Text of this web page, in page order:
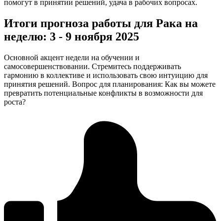
помогут в принятии решений, удача в рабочих вопросах.
Итоги прогноза работы для Рака на
неделю: 3 - 9 ноября 2025
Основной акцент недели на обучении и
самосовершенствовании. Стремитесь поддерживать
гармонию в коллективе и использовать свою интуицию для
принятия решений. Вопрос для планирования: Как вы можете
превратить потенциальные конфликты в возможности для
роста?